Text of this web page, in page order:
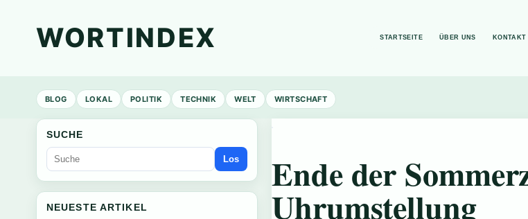
WORTINDEX STARTSEITE ÜBER UNS KONTAKT
BLOG LOKAL POLITIK TECHNIK WELT WIRTSCHAFT
Ende der
Uhrumstellung
SUCHE
Los
NEUESTE ARTIKEL